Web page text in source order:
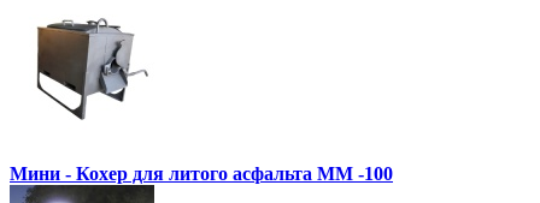
Мини - Кохер для литого асфальта MM -100